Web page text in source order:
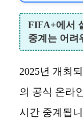
FIFA+에서
중계는 어려
2025년 개최
의 공식 온라
시간 중계됩